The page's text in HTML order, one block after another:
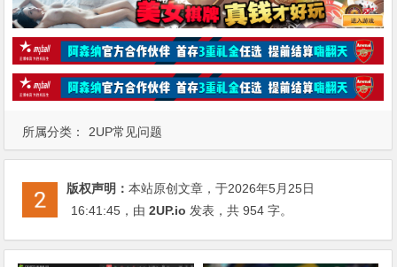
所属分类： 2UP常见问题
版权声明：本站原创文章，于2026年5月25日
16:41:45 ，由2UP.io 发表，共 954 字。